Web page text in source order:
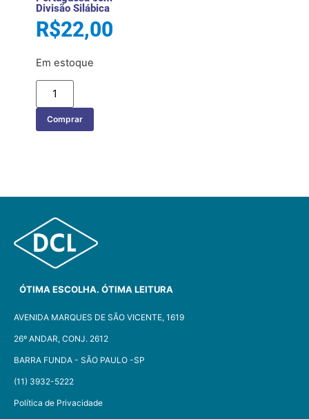
Divisão Silábica
R$22,00
Em estoque
Comprar
ÓTIMA ESCOLHA. ÓTIMA LEITURA
AVENIDA MARQUES DE SÃO VICENTE, 1619
26º ANDAR, CONJ. 2612
BARRA FUNDA - SÃO PAULO -SP​
(11) 3932-5222
Política de Privacidade